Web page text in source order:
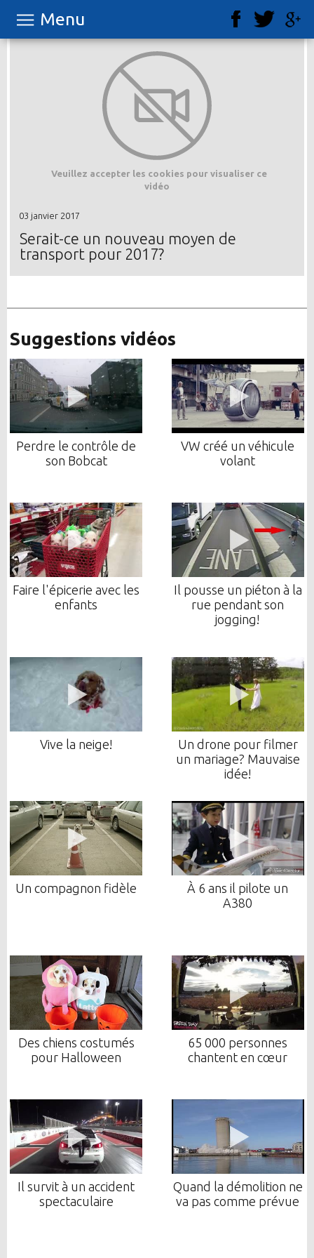
Menu
Veuillez accepter les cookies pour visualiser ce
vidéo
03 janvier 2017
Serait-ce un nouveau moyen de
transport pour 2017?
Suggestions vidéos
Perdre le contrôle de
son Bobcat
VW créé un véhicule
volant
Faire l'épicerie avec les
enfants
Il pousse un piéton à la
rue pendant son
jogging!
Vive la neige!
Un drone pour filmer
un mariage? Mauvaise
idée!
Un compagnon fidèle
À 6 ans il pilote un
A380
Des chiens costumés
pour Halloween
65 000 personnes
chantent en cœur
Il survit à un accident
spectaculaire
Quand la démolition ne
va pas comme prévue